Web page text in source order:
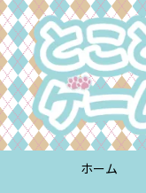
ホーム